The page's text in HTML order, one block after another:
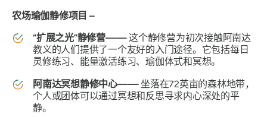
农场瑜伽静修项目 –
“扩展之光”静修营——这个静修营为初次接触阿南达
教义的人们提供了一个友好的入门途径。它包括每日
灵修练习、能量激活练习、瑜伽体式和冥想。
阿南达冥想静修中心——坐落在72英亩的森林地带，
个人或团体可以通过冥想和反思寻求内心深处的平
静。